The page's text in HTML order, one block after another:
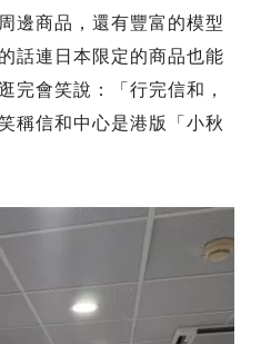
邊商品，還有豐富的模型
話連日本限定的商品也能
完會笑說：「行完信和，
稱信和中心是港版「小秋